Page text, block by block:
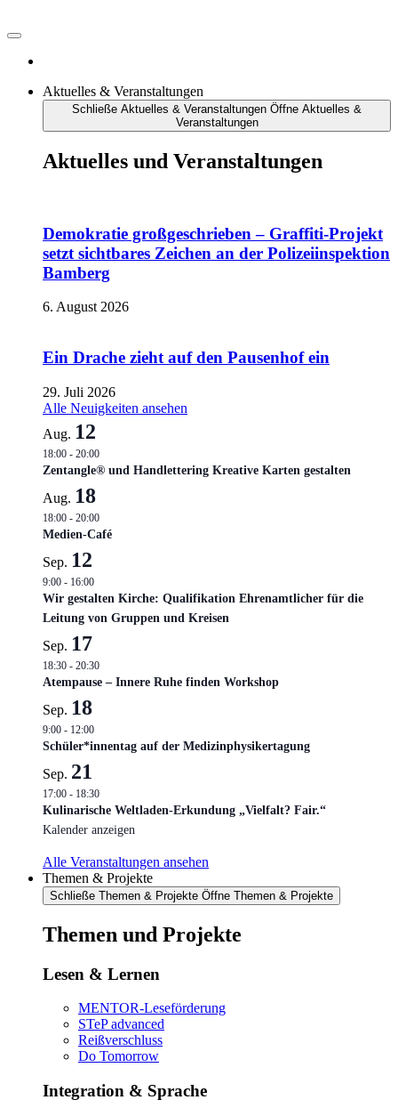
Aktuelles & Veranstaltungen
Schließe Aktuelles & Veranstaltungen Öffne Aktuelles &
Veranstaltungen
Aktuelles und Veranstaltungen
Demokratie großgeschrieben – Graffiti-Projekt
setzt sichtbares Zeichen an der Polizeiinspektion
Bamberg
6. August 2026
Ein Drache zieht auf den Pausenhof ein
29. Juli 2026
Alle Neuigkeiten ansehen
Aug. 12
18:00 - 20:00
Zentangle® und Handlettering Kreative Karten gestalten
Aug. 18
18:00 - 20:00
Medien-Café
Sep. 12
9:00 - 16:00
Wir gestalten Kirche: Qualifikation Ehrenamtlicher für die
Leitung von Gruppen und Kreisen
Sep. 17
18:30 - 20:30
Atempause – Innere Ruhe finden Workshop
Sep. 18
9:00 - 12:00
Schüler*innentag auf der Medizinphysikertagung
Sep. 21
17:00 - 18:30
Kulinarische Weltladen-Erkundung „Vielfalt? Fair.“
Kalender anzeigen
Alle Veranstaltungen ansehen
Themen & Projekte
Schließe Themen & Projekte Öffne Themen & Projekte
Themen und Projekte
Lesen & Lernen
MENTOR-Leseförderung
STeP advanced
Reißverschluss
Do Tomorrow
Integration & Sprache